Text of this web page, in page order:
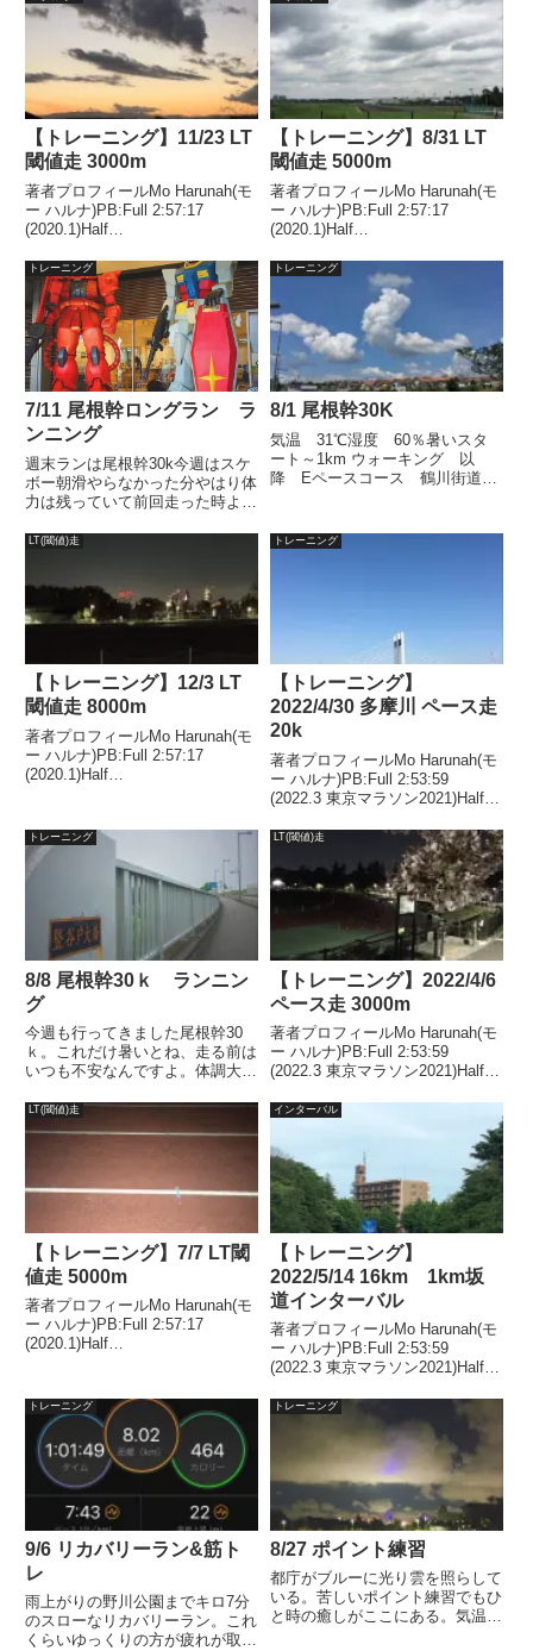
【トレーニング】11/23 LT
閾値走 3000m
著者プロフィールMo Harunah(モ
ー ハルナ)PB:Full 2:57:17
(2020.1)Half
50代サブスリー達成。目的スピ
ード持久力強化。ターゲット
3'40 ～ 3'50...
【トレーニング】8/31 LT
閾値走 5000m
著者プロフィールMo Harunah(モ
ー ハルナ)PB:Full 2:57:17
(2020.1)Half
50代サブスリー達成。目的スピ
ード持久力強化。ターゲット
4'00 ～4'10/...
トレーニング
7/11 尾根幹ロングラン ラ
ンニング
週末ランは尾根幹30k今週はスケ
ボー朝滑やらなかった分やはり体
力は残っていて前回走った時より
しながら、冬は補給無しで走れて
補給したのはスポーツドリンク...
トレーニング
8/1 尾根幹30K
気温 31℃湿度 60％暑いスタ
ート～1km ウォーキング 以
降 Eペースコース 鶴川街道→
からほんとに30ｋｍ走れるか不
安なくらい暑かったけど、いまま
LT(閾値)走
【トレーニング】12/3 LT
閾値走 8000m
著者プロフィールMo Harunah(モ
ー ハルナ)PB:Full 2:57:17
(2020.1)Half
ード持久力強化。ターゲット
4'00 ～ 3'55...
トレーニング
【トレーニング】
2022/4/30 多摩川 ペース走
20k
著者プロフィールMo Harunah(モ
ー ハルナ)PB:Full 2:53:59
(2022.3 東京マラソン2021)Half
2022年1月、2年連続50代サブス
リー達成。”巨人への道”...
トレーニング
8/8 尾根幹30ｋ ランニン
グ
今週も行ってきました尾根幹30
ｋ。これだけ暑いとね、走る前は
いつも不安なんですよ。体調大丈
とかいろいろ考えながらスタート
するんです。
LT(閾値)走
【トレーニング】2022/4/6
ペース走 3000m
著者プロフィールMo Harunah(モ
ー ハルナ)PB:Full 2:53:59
(2022.3 東京マラソン2021)Half
2022年1月、2年連続50代サブス
LT(閾値)走
【トレーニング】7/7 LT閾
値走 5000m
著者プロフィールMo Harunah(モ
ー ハルナ)PB:Full 2:57:17
(2020.1)Half
ード持久力強化。ターゲット3’50
～55/km天気...
インターバル
【トレーニング】
2022/5/14 16km 1km坂
道インターバル
著者プロフィールMo Harunah(モ
ー ハルナ)PB:Full 2:53:59
(2022.3 東京マラソン2021)Half
2022年1月、2年連続50代サブス
リー達成。天気気温 25...
トレーニング
9/6 リカバリーラン&筋ト
レ
雨上がりの野川公園までキロ7分
のスローなリカバリーラン。これ
くらいゆっくりの方が疲れが取れ
トレーニング
8/27 ポイント練習
都庁がブルーに光り雲を照らして
いる。苦しいポイント練習でもひ
と時の癒しがここにある。気温